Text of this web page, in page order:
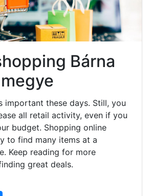
Bárna
important these days. Still, you
all retail activity, even if you
budget. Shopping online
to find many items at a
Keep reading for more
great deals.